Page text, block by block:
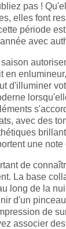
pas !
elles font
période
avec
en
d'illuminer
avec des
une
de
La base
long de la
d'un
de
associer